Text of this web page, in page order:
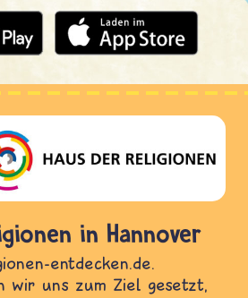
in Hannover
entdecken.de.
wir uns zum Ziel gesetzt,